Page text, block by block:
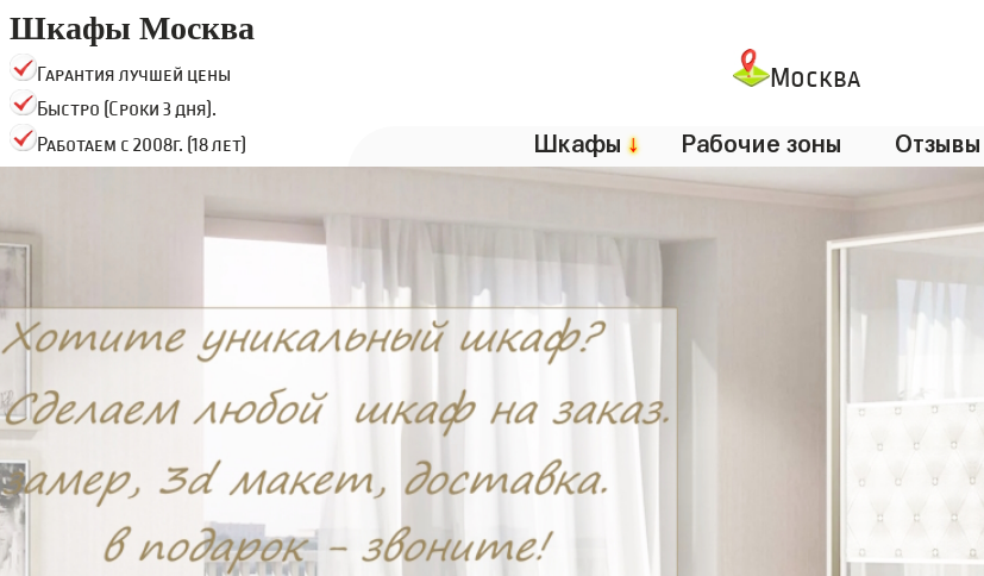
Шкафы Москва
Гарантия лучшей цены
Быстро (Сроки 3 дня).
Работаем с 2008г. (18 лет)
Москва
Шкафы ↓ Рабочие зоны Отзывы